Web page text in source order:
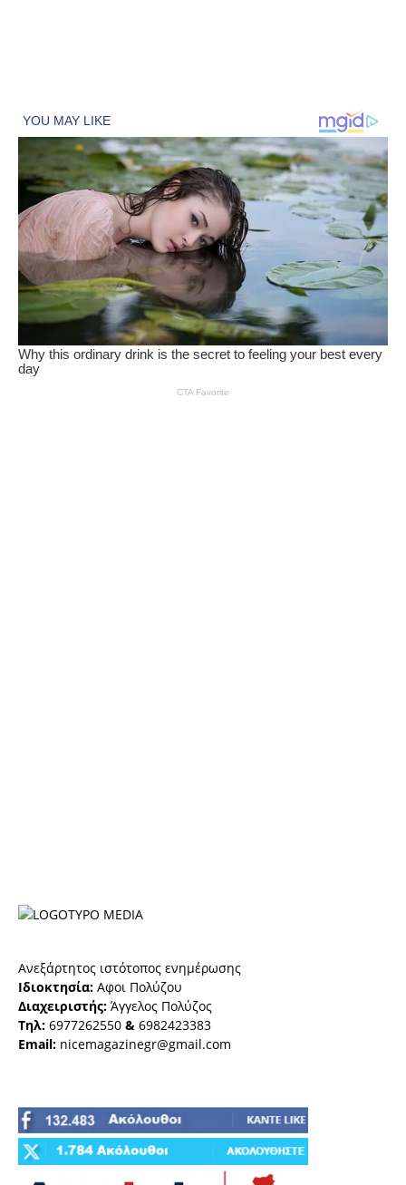
Ανεξάρτητος ιστότοπος ενημέρωσης
Ιδιοκτησία: Αφοι Πολύζου
Διαχειριστής: Άγγελος Πολύζος
Τηλ: 6977262550 & 6982423383
Email: nicemagazinegr@gmail.com